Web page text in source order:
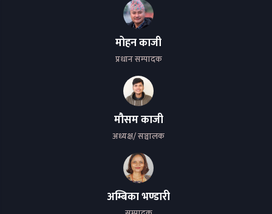
मोहन काजी
प्रधान सम्पादक
मौसम काजी
अध्यक्ष/ सञ्चालक
अम्बिका भण्डारी